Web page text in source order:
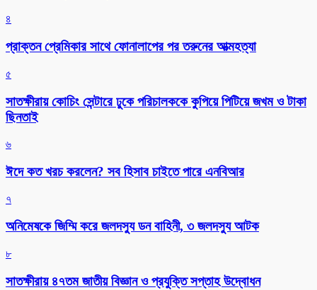
৪
প্রাক্তন প্রেমিকার সাথে ফোনালাপের পর তরুনের আত্মহত্যা
৫
সাতক্ষীরায় কোচিং সেন্টারে ঢুকে পরিচালককে কুপিয়ে পিটিয়ে জখম ও টাকা
ছিনতাই
৬
ঈদে কত খরচ করলেন? সব হিসাব চাইতে পারে এনবিআর
৭
অনিমেষকে জিম্মি করে জলদস্যু ডন বাহিনী, ৩ জলদস্যু আটক
৮
সাতক্ষীরায় ৪৭তম জাতীয় বিজ্ঞান ও প্রযুক্তি সপ্তাহ উদ্বোধন